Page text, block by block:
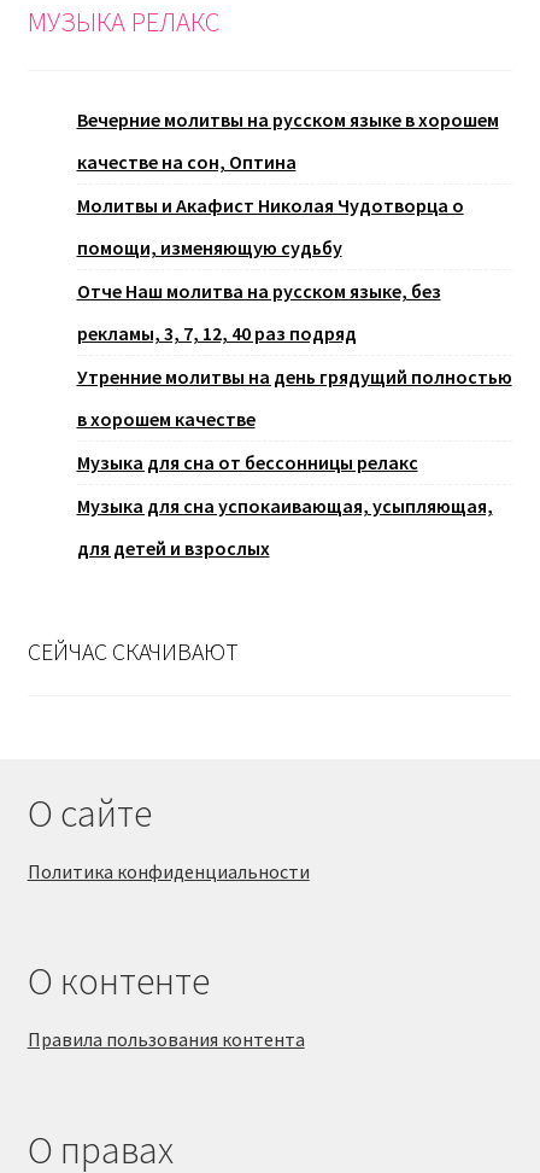
МУЗЫКА РЕЛАКС
Вечерние молитвы на русском языке в хорошем
качестве на сон, Оптина
Молитвы и Акафист Николая Чудотворца о
помощи, изменяющую судьбу
Отче Наш молитва на русском языке, без
рекламы, 3, 7, 12, 40 раз подряд
Утренние молитвы на день грядущий полностью
в хорошем качестве
Музыка для сна от бессонницы релакс
Музыка для сна успокаивающая, усыпляющая,
для детей и взрослых
СЕЙЧАС СКАЧИВАЮТ
О сайте
Политика конфиденциальности
О контенте
Правила пользования контента
О правах